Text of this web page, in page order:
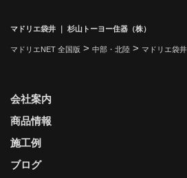
マドリエ袋井 ｜ 杉山トーヨー住器（株）
マドリエNET 全国版 > 中部・北陸 > マドリエ袋
会社案内
商品情報
施工例
ブログ